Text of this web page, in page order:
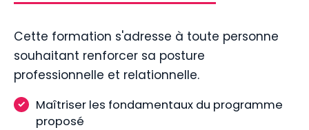
Cette formation s'adresse à toute personne
souhaitant renforcer sa posture
professionnelle et relationnelle.
Maîtriser les fondamentaux du programme
proposé